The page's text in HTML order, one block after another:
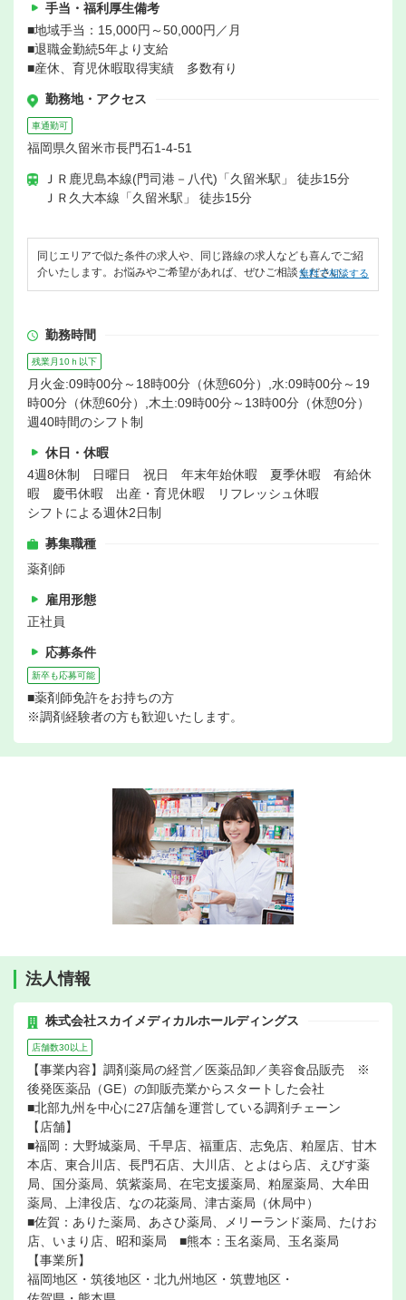
手当・福利厚生備考
■地域手当：15,000円～50,000円／月
■退職金勤続5年より支給
■産休、育児休暇取得実績 多数有り
勤務地・アクセス
車通勤可
福岡県久留米市長門石1-4-51
ＪＲ鹿児島本線(門司港－八代)「久留米駅」 徒歩15分
ＪＲ久大本線「久留米駅」 徒歩15分
同じエリアで似た条件の求人や、同じ路線の求人なども喜んでご紹
介いたします。お悩みやご希望があれば、ぜひご相談ください。
無料で相談する
勤務時間
残業月10ｈ以下
月火金:09時00分～18時00分（休憩60分）,水:09時00分～19
時00分（休憩60分）,木土:09時00分～13時00分（休憩0分）
週40時間のシフト制
休日・休暇
4週8休制 日曜日 祝日 年末年始休暇 夏季休暇 有給休
暇 慶弔休暇 出産・育児休暇 リフレッシュ休暇
シフトによる週休2日制
募集職種
薬剤師
雇用形態
正社員
応募条件
新卒も応募可能
■薬剤師免許をお持ちの方
※調剤経験者の方も歓迎いたします。
法人情報
株式会社スカイメディカルホールディングス
店舗数30以上
【事業内容】調剤薬局の経営／医薬品卸／美容食品販売 ※
後発医薬品（GE）の卸販売業からスタートした会社
■北部九州を中心に27店舗を運営している調剤チェーン
【店舗】
■福岡：大野城薬局、千早店、福重店、志免店、粕屋店、甘木
本店、東合川店、長門石店、大川店、とよはら店、えびす薬
局、国分薬局、筑紫薬局、在宅支援薬局、粕屋薬局、大牟田
薬局、上津役店、なの花薬局、津古薬局（休局中）
■佐賀：ありた薬局、あさひ薬局、メリーランド薬局、たけお
店、いまり店、昭和薬局 ■熊本：玉名薬局、玉名薬局
【事業所】
福岡地区・筑後地区・北九州地区・筑豊地区・